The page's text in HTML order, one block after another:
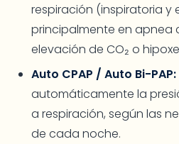
respiración (inspiratoria y
principalmente en apnea
elevación de CO₂ o
Auto CPAP / Auto Bi-PAP:
automáticamente la
a respiración, según las
de cada noche.